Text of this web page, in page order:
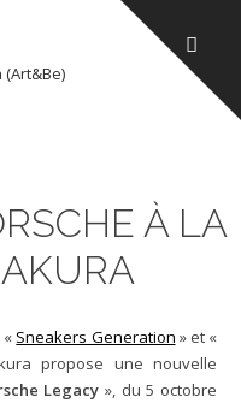
À LA
Sneakers Generation » et «
propose une nouvelle
Legacy », du 5 octobre